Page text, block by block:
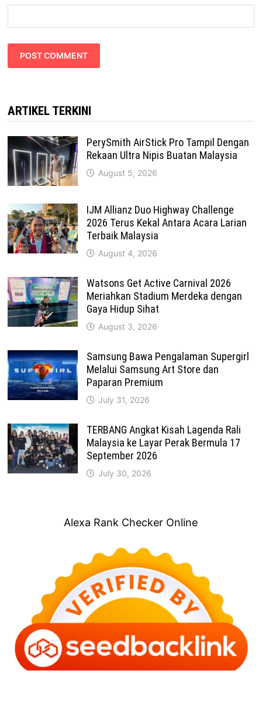
ARTIKEL TERKINI
PerySmith AirStick Pro Tampil Dengan
Rekaan Ultra Nipis Buatan Malaysia
August 5, 2026
IJM Allianz Duo Highway Challenge
2026 Terus Kekal Antara Acara Larian
Terbaik Malaysia
August 4, 2026
Watsons Get Active Carnival 2026
Meriahkan Stadium Merdeka dengan
Gaya Hidup Sihat
August 3, 2026
Samsung Bawa Pengalaman Supergirl
Melalui Samsung Art Store dan
Paparan Premium
July 31, 2026
TERBANG Angkat Kisah Lagenda Rali
Malaysia ke Layar Perak Bermula 17
September 2026
July 30, 2026
Alexa Rank Checker Online